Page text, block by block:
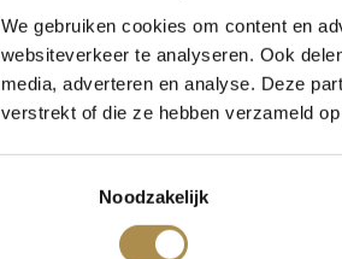
We gebruiken cookies om content en
websiteverkeer te analyseren. Ook
media, adverteren en analyse. Deze
verstrekt of die ze hebben verzameld
Noodzakelijk